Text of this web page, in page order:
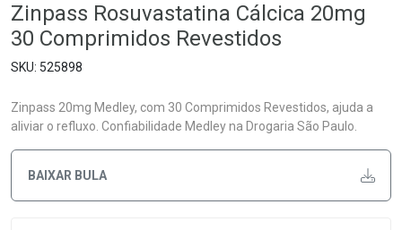
Zinpass Rosuvastatina Cálcica 20mg
30 Comprimidos Revestidos
525898
Zinpass 20mg Medley, com 30 Comprimidos Revestidos, ajuda a
aliviar o refluxo. Confiabilidade Medley na Drogaria São Paulo.
BAIXAR BULA